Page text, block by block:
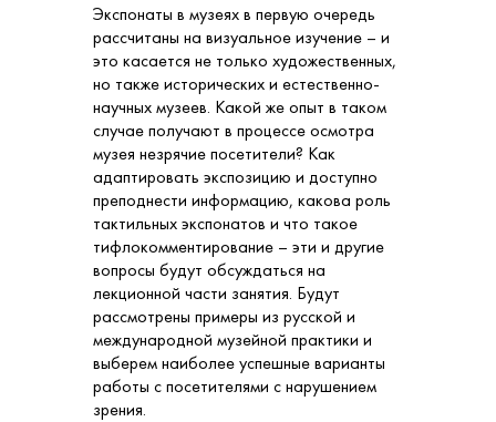
Экспонаты в музеях в первую очередь
рассчитаны на визуальное изучение – и
это касается не только художественных,
но также исторических и естественно-
научных музеев. Какой же опыт в таком
случае получают в процессе осмотра
музея незрячие посетители? Как
адаптировать экспозицию и доступно
преподнести информацию, какова роль
тактильных экспонатов и что такое
тифлокомментирование – эти и другие
вопросы будут обсуждаться на
лекционной части занятия. Будут
рассмотрены примеры из русской и
международной музейной практики и
выберем наиболее успешные варианты
работы с посетителями с нарушением
зрения.